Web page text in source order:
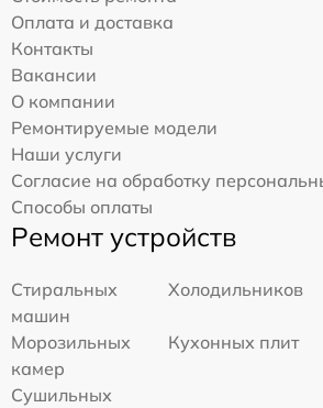
Оплата и доставка
Контакты
Вакансии
О компании
Ремонтируемые модели
Наши услуги
Согласие на обработку
Способы оплаты
Ремонт устройств
Стиральных
машин
Холодильников
Морозильных
камер
Кухонных плит
Сушильных